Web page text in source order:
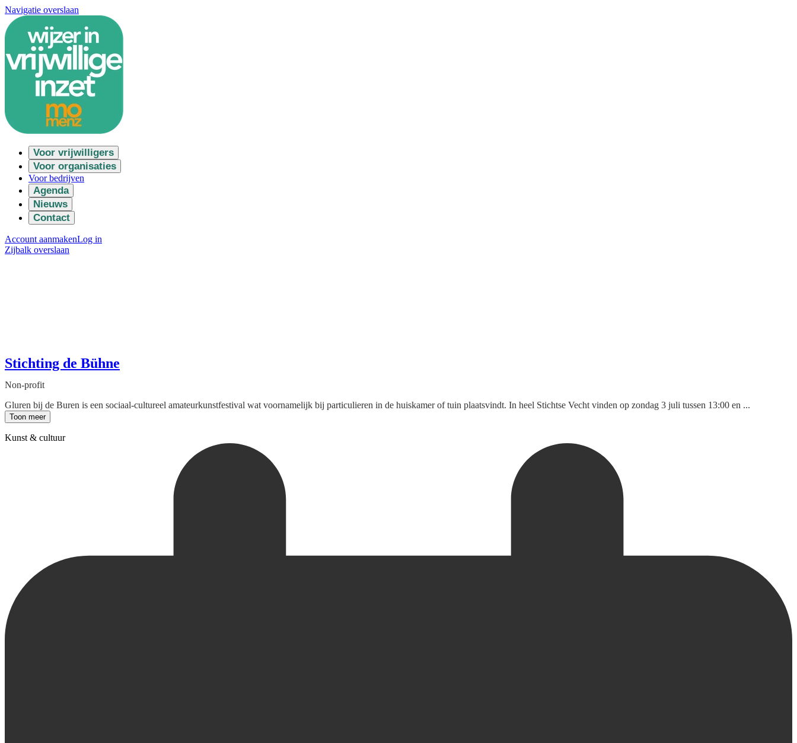
Navigatie overslaan
Voor vrijwilligers
Voor organisaties
Voor bedrijven
Agenda
Nieuws
Contact
Account aanmakenLog in
Zijbalk overslaan
Stichting de Bühne
Non-profit
Gluren bij de Buren is een sociaal-cultureel amateurkunstfestival wat voornamelijk bij particulieren in de huiskamer of tuin plaatsvindt. In heel Stichtse Vecht vinden op zondag 3 juli tussen 13:00 en ...
Toon meer
Kunst & cultuur